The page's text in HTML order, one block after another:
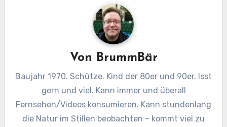
Von BrummBär
Baujahr 1970. Schütze. Kind der 80er und 90er. Isst
gern und viel. Kann immer und überall
Fernsehen/Videos konsumieren. Kann stundenlang
die Natur im Stillen beobachten – kommt viel zu